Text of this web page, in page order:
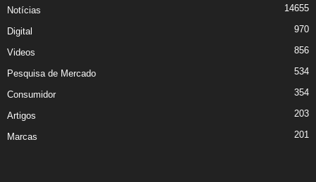
Notícias 14655
Digital 970
Videos 856
Pesquisa de Mercado 534
Consumidor 354
Artigos 203
Marcas 201